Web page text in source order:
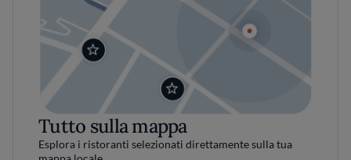
Tutto sulla mappa
Esplora i ristoranti selezionati direttamente sulla tua